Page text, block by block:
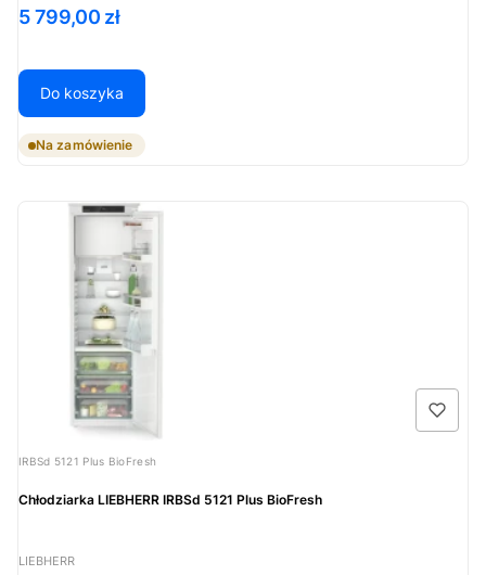
Cena
5 799,00 zł
Do koszyka
Na zamówienie
Kod produktu
IRBSd 5121 Plus BioFresh
Chłodziarka LIEBHERR IRBSd 5121 Plus BioFresh
PRODUCENT
LIEBHERR